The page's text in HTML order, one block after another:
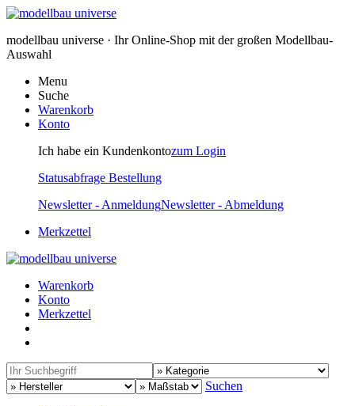
modellbau universe · Ihr Online-Shop mit der großen Modellbau-
Auswahl
Menu
Suche
Warenkorb
Konto
Ich habe ein Kundenkontozum Login
Statusabfrage Bestellung
Newsletter - AnmeldungNewsletter - Abmeldung
Merkzettel
Warenkorb
Konto
Merkzettel
Suchen